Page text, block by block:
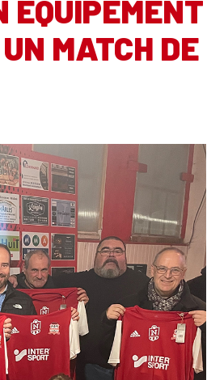
ÉQUIPEMENT
MATCH DE